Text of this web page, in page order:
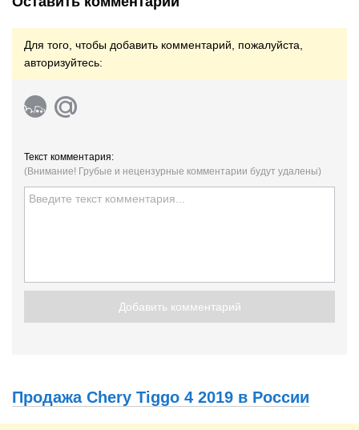
Для того, чтобы добавить комментарий, пожалуйста,
авторизуйтесь:
Текст комментария:
(Внимание! Грубые и нецензурные комментарии будут удалены)
Добавить комментарий
Продажа Chery Tiggo 4 2019 в России